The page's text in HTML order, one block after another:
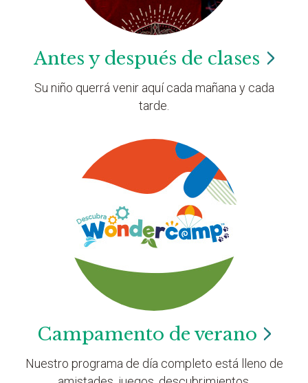
Antes y después de clases
Su niño querrá venir aquí cada mañana y cada
tarde.
Campamento deverano
Nuestro programa de día completo está lleno de